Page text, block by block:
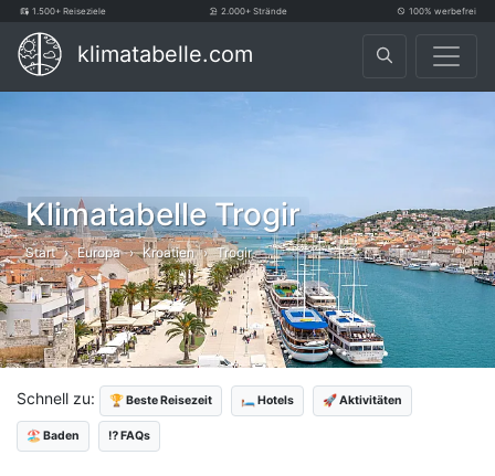
1.500+ Reiseziele 2.000+ Strände 100% werbefrei
klimatabelle.com
Klimatabelle Trogir
Start Europa Kroatien Trogir
Schnell zu: 🏆 Beste Reisezeit 🛏️ Hotels 🚀 Aktivitäten
🏖️ Baden ⁉️ FAQs